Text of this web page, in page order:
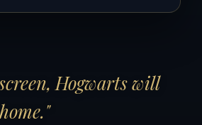
Hogwarts will